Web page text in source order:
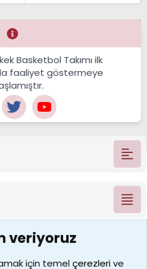
Basketbol Takımı ilk
faaliyet göstermeye
veriyoruz
için temelçerezlerive